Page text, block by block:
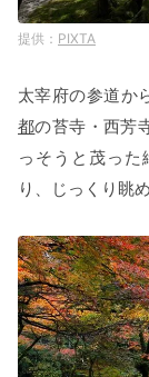
PIXTA
太宰府の参道か
都の苔寺・西芳
っそうと茂っ
り、じっくり眺